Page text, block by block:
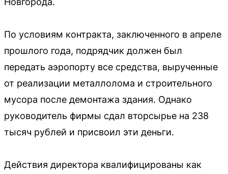
По условиям контракта, заключенного в апреле
прошлого года, подрядчик должен был
передать аэропорту все средства, вырученные
от реализации металлолома и строительного
мусора после демонтажа здания. Однако
руководитель фирмы сдал вторсырье на 238
тысяч рублей и присвоил эти деньги.
Действия директора квалифицированы как